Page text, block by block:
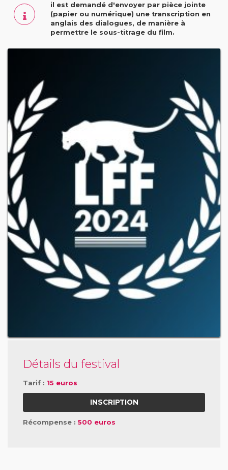
Détails du festival
Tarif : 15 euros
INSCRIPTION
Récompense : 500 euros
il est demandé d'envoyer par pièce jointe
(papier ou numérique) une transcription en
anglais des dialogues, de manière à
permettre le sous-titrage du film.